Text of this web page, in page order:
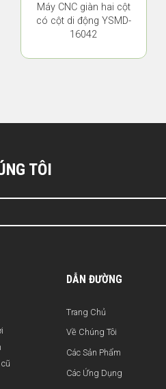
Máy CNC giàn hai cột
có cột di động YSMD-
16042
TÔI
DẪN ĐƯỜNG
Trang Chủ
Về Chúng Tôi
Các Sản Phẩm
Các Ứng Dụng